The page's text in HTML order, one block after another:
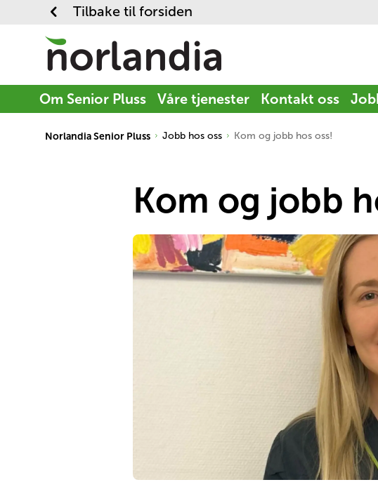
Tilbake til forsiden
Om Senior Pluss Våre tjenester Kontakt oss
Norlandia Senior Pluss Jobb hos oss Kom og jobb hos oss!
Kom og jobb